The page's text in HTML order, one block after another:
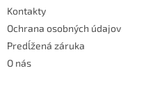
Kontakty
Ochrana osobných údajov
Predĺžená záruka
O nás